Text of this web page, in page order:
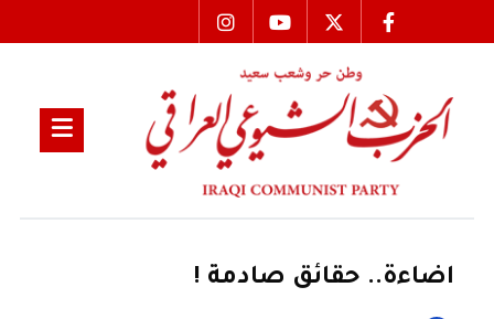
اضاءة.. حقائق صادمة !